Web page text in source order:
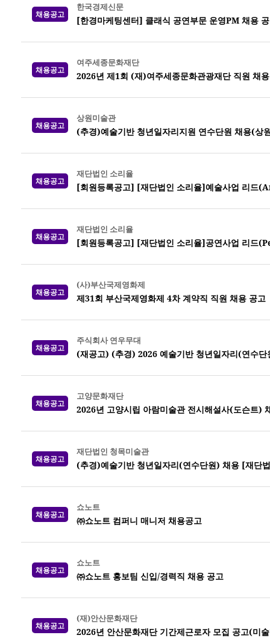
채용공고
한국경제신문
[한경마케팅센터] 클래식 공연부문 운영PM 채용
채용공고
여주세종문화재단
2026년 제1회 (재)여주세종문화관광재단 직원 채
채용공고
상원미술관
(추경)예술기반 청년일자리지원 연수단원 채용(상
채용공고
재단법인 소리율
[회원등록공고] [재단법인 소리율]예술사업 리드
채용공고
재단법인 소리율
[회원등록공고] [재단법인 소리율]공연사업 리드
채용공고
(사)부산국제영화제
제31회 부산국제영화제 4차 계약직 직원 채용 공고
채용공고
주식회사 연우무대
(재공고) (추경) 2026 예술기반 청년일자리(연수
채용공고
고양문화재단
2026년 고양시립 아람미술관 전시해설사(도슨트)
채용공고
재단법인 청목미술관
(추경)예술기반 청년일자리(연수단원) 채용 [재단
채용공고
쇼노트
㈜쇼노트 컴퍼니 매니저 채용공고
채용공고
쇼노트
㈜쇼노트 홍보팀 신입/경력직 채용 공고
채용공고
(재)안산문화재단
2026년 안산문화재단 기간제근로자 모집 공고(미